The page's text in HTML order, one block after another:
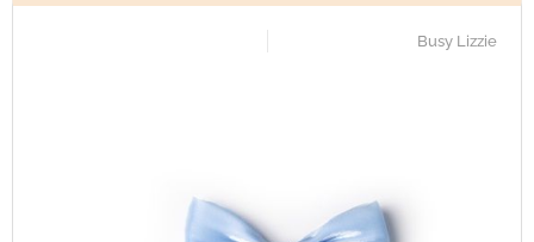
Busy Lizzie